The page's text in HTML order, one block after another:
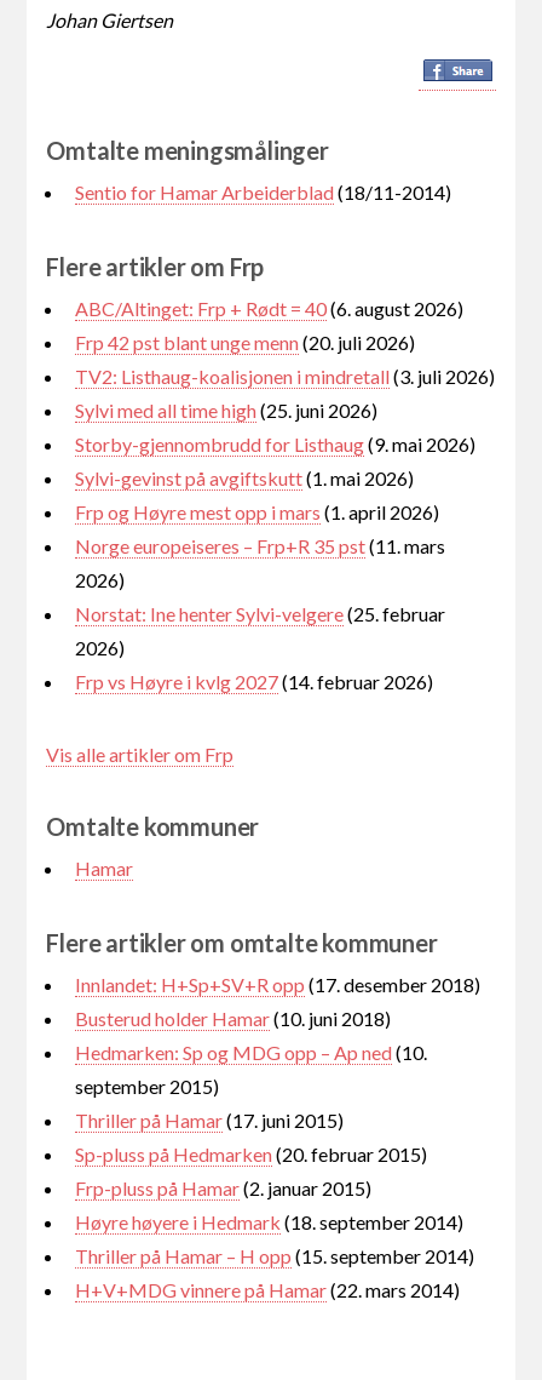
Johan Giertsen
Omtalte meningsmålinger
Sentio for Hamar Arbeiderblad(18/11-2014)
Flere artikler om Frp
ABC/Altinget: Frp + Rødt = 40(6. august 2026)
Frp 42 pst blant unge menn(20. juli 2026)
TV2: Listhaug-koalisjonen i mindretall(3. juli 2026)
Sylvi med all time high(25. juni 2026)
Storby-gjennombrudd for Listhaug(9. mai 2026)
Sylvi-gevinst på avgiftskutt(1. mai 2026)
Frp og Høyre mest opp i mars (1. april 2026)
Norge europeiseres – Frp+R 35 pst(11. mars
2026)
Norstat: Ine henter Sylvi-velgere(25. februar
2026)
Frp vs Høyre i kvlg 2027(14. februar 2026)
Vis alle artikler om Frp
Omtalte kommuner
Hamar
Flere artikler om omtalte kommuner
Innlandet: H+Sp+SV+R opp (17. desember 2018)
Busterud holder Hamar(10. juni 2018)
Hedmarken: Sp og MDG opp – Ap ned(10.
september 2015)
Thriller på Hamar(17. juni 2015)
Sp-pluss på Hedmarken(20. februar 2015)
Frp-pluss på Hamar(2. januar 2015)
Høyre høyere i Hedmark (18. september 2014)
Thriller på Hamar – H opp (15. september 2014)
H+V+MDG vinnere på Hamar(22. mars 2014)